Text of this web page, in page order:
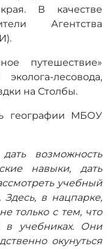
В качестве
Агентства
путешествие»
лесовода,
на Столбы.
географии МБОУ
возможность
навыки, дать
учебный
в нацпарке,
только с тем, что
в учебниках. Они
окунуться